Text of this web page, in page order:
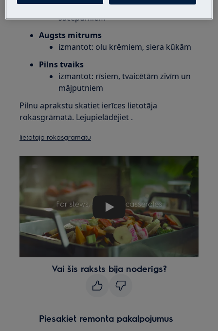
izmantot: sautējumiem un
sacepumiem
Augsts mitrums
izmantot: olu krēmiem, siera kūkām
Pilns tvaiks
izmantot: rīsiem, tvaicētām zivīm un
mājputniem
Pilnu aprakstu skatiet ierīces lietotāja
rokasgrāmatā. Lejupielādējiet .
lietotāja rokasgrāmatu
Play
Vai šis raksts bija noderīgs?
Piesakiet remonta pakalpojumus